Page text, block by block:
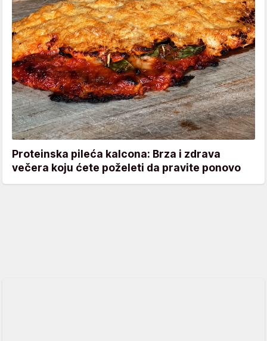
Proteinska pileća kalcona: Brza i zdrava
večera koju ćete poželeti da pravite ponovo